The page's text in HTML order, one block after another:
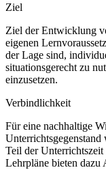
Ziel
Ziel der Entwicklung
eigenen
der Lage sind,
situationsgerecht zu
einzusetzen.
Verbindlichkeit
Für eine nachhaltige
Unterrichtsgegenstand
Teil der
Lehrpläne bieten dazu